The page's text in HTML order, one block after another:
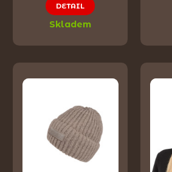
DETAIL
Skladem